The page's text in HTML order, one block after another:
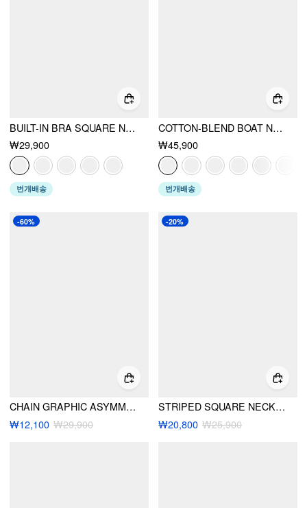
BUILT-IN BRA SQUARE NECK TANK TOP
₩29,900
번개배송
COTTON-BLEND BOAT NECK POLKA DOT RUCHED TEE & MINI SKORT
₩45,900
번개배송
-60%
CHAIN GRAPHIC ASYMMETRICAL NECK CROPPED TEE
₩12,100 ₩29,900
-20%
STRIPED SQUARE NECK RUCHED SHORT SLEEVE TOP
₩20,800 ₩25,900